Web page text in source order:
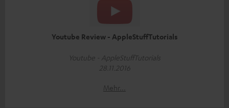
Youtube Review - AppleStuffTutorials
Youtube - AppleStuffTutorials
28.11.2016
Mehr...